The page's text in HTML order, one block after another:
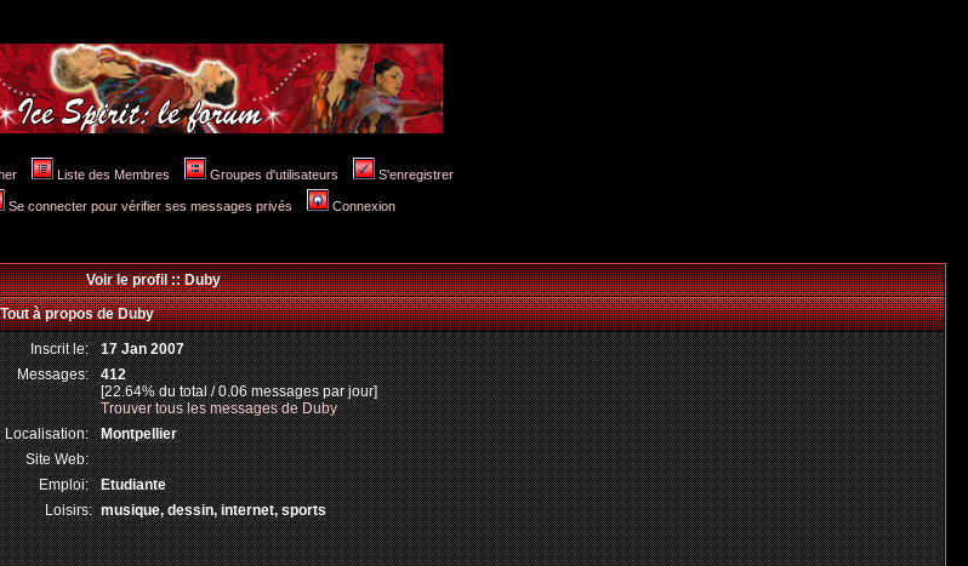
Liste des Membres Groupes d'utilisateurs S'enregistrer
Se connecter pour vérifier ses messages privés Connexion
Voir le profil :: Duby
Tout à propos de Duby
Inscrit le: 17 Jan 2007
Messages: 412
[22.64% du total / 0.06 messages par jour]
Trouver tous les messages de Duby
Localisation: Montpellier
Site Web:
Emploi: Etudiante
Loisirs: musique, dessin, internet, sports